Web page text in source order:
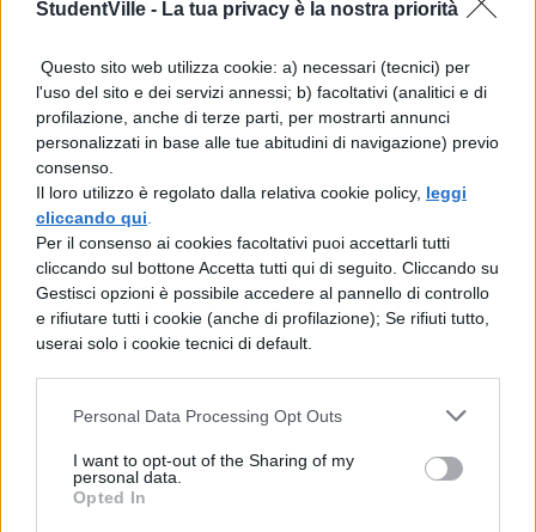
StudentVille - La tua privacy è la nostra priorità
Questo sito web utilizza cookie: a) necessari (tecnici) per
l'uso del sito e dei servizi annessi; b) facoltativi (analitici e di
profilazione, anche di terze parti, per mostrarti annunci
personalizzati in base alle tue abitudini di navigazione) previo
consenso.
Il loro utilizzo è regolato dalla relativa cookie policy, leggi
cliccando qui
Per il consenso ai cookies facoltativi puoi accettarli tutti
cliccando sul bottone Accetta tutti qui di seguito. Cliccando su
Gestisci opzioni è possibile accedere al pannello di controllo
e rifiutare tutti i cookie (anche di profilazione); Se rifiuti tutto,
userai solo i cookie tecnici di default.
Personal Data Processing Opt Outs
I want to opt-out of the Sharing of my
personal data.
Opted In
indirettamente, anche a tutto ciò che si
soggetto si articola in tre in tre momenti,
esposti da Fichte fin dai Fondamenti dell’
intera dottrina della scienza del 1794 come
i tre princìpi della dottrina della scienza. Si
tratta di tre momenti di un unico processo
dialettico, all’ interno del quale essi
assolvono rispettivamente la funzione della
sun,”con”, e tiqhmi) cioè dell’ unità di tesi e
antitesi. Poiché, come si è visto, dall’ atto